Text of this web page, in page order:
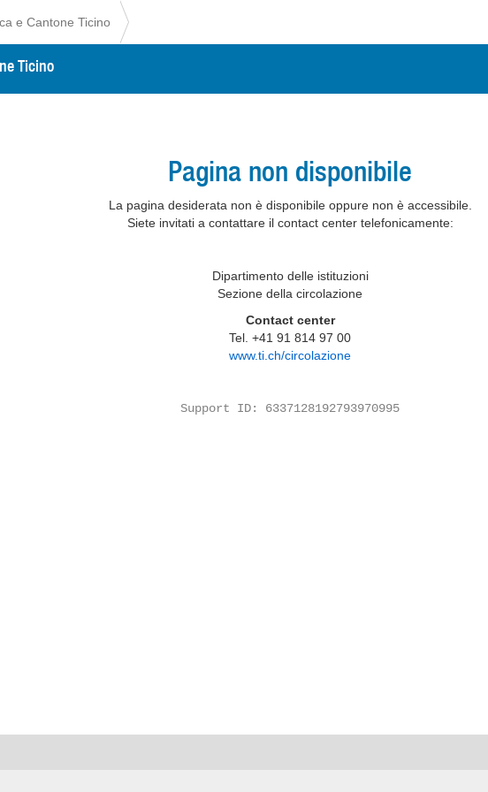
e Cantone Ticino
Ticino
Pagina non disponibile
La pagina desiderata non è disponibile oppure non è accessibile.
Siete invitati a contattare il contact center telefonicamente:
Dipartimento delle istituzioni
Sezione della circolazione
Contact center
Tel. +41 91 814 97 00
www.ti.ch/circolazione
Support ID: 6337128192793970995